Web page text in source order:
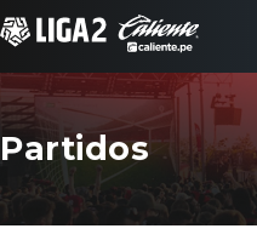
Partidos